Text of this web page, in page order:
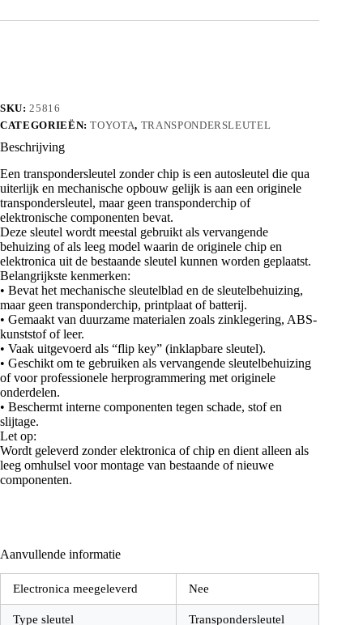
chip
SKU:25816
CATEGORIEËN:TOYOTA, TRANSPONDERSLEUTEL
Beschrijving
Een transpondersleutel zonder chip is een autosleutel die qua
uiterlijk en mechanische opbouw gelijk is aan een originele
transpondersleutel, maar geen transponderchip of
elektronische componenten bevat.
Deze sleutel wordt meestal gebruikt als vervangende
behuizing of als leeg model waarin de originele chip en
elektronica uit de bestaande sleutel kunnen worden geplaatst.
Belangrijkste kenmerken:
• Bevat het mechanische sleutelblad en de sleutelbehuizing,
maar geen transponderchip, printplaat of batterij.
• Gemaakt van duurzame materialen zoals zinklegering, ABS-
kunststof of leer.
• Vaak uitgevoerd als “flip key” (inklapbare sleutel).
• Geschikt om te gebruiken als vervangende sleutelbehuizing
of voor professionele herprogrammering met originele
onderdelen.
• Beschermt interne componenten tegen schade, stof en
slijtage.
Let op:
Wordt geleverd zonder elektronica of chip en dient alleen als
leeg omhulsel voor montage van bestaande of nieuwe
componenten.
Aanvullende informatie
Electronica meegeleverd Nee
Type sleutel Transpondersleutel